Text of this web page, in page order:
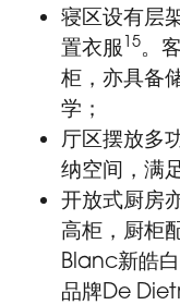
寝区设有层
置衣服 15。
柜，亦具备
学；
厅区摆放多
纳空间，满
开放式厨房
高柜，厨柜
Blanc新皓
品牌De